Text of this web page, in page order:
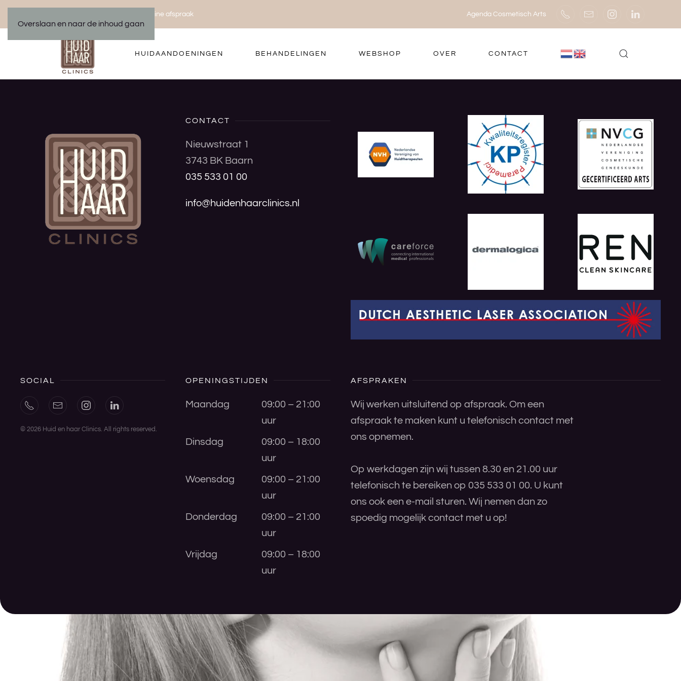
Overslaan en naar de inhoud gaan
Maak een online afspraak Agenda Cosmetisch Arts
HUIDAANDOENINGEN BEHANDELINGEN WEBSHOP OVER CONTACT
CONTACT
Nieuwstraat 1
3743 BK Baarn
035 533 01 00
info@huidenhaarclinics.nl
SOCIAL
© 2026 Huid en haar Clinics. All rights reserved.
OPENINGSTIJDEN
Maandag
09:00 – 21:00
uur
Dinsdag
09:00 – 18:00
uur
Woensdag
09:00 – 21:00
uur
Donderdag
09:00 – 21:00
uur
Vrijdag
09:00 – 18:00
uur
AFSPRAKEN
Wij werken uitsluitend op afspraak. Om een
afspraak te maken kunt u telefonisch contact met
ons opnemen.
Op werkdagen zijn wij tussen 8.30 en 21.00 uur
telefonisch te bereiken op 035 533 01 00. U kunt
ons ook een e-mail sturen. Wij nemen dan zo
spoedig mogelijk contact met u op!